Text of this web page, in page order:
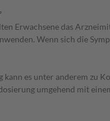
Erwachsene das
Wenn sich die
kann es unter anderem zu
umgehend mit